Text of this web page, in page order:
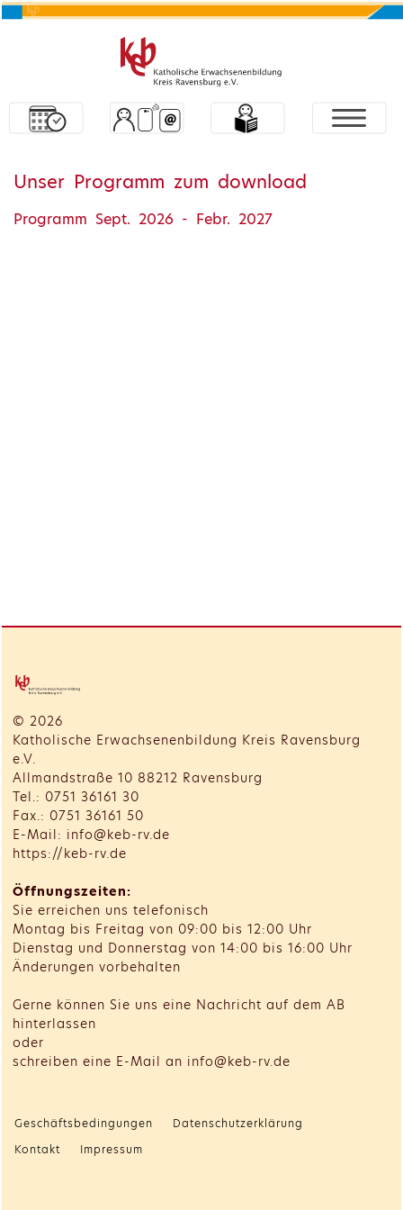
Unser Programm zum download
Programm Sept. 2026 - Febr. 2027
© 2026
Katholische Erwachsenenbildung Kreis Ravensburg
e.V.
Allmandstraße 10 88212 Ravensburg
Tel.: 0751 36161 30
Fax.: 0751 36161 50
E-Mail: info@keb-rv.de
https://keb-rv.de
Öffnungszeiten:
Sie erreichen uns telefonisch
Montag bis Freitag von 09:00 bis 12:00 Uhr
Dienstag und Donnerstag von 14:00 bis 16:00 Uhr
Änderungen vorbehalten
Gerne können Sie uns eine Nachricht auf dem AB
hinterlassen
oder
schreiben eine E-Mail an info@keb-rv.de
Geschäftsbedingungen
Datenschutzerklärung
Kontakt
Impressum